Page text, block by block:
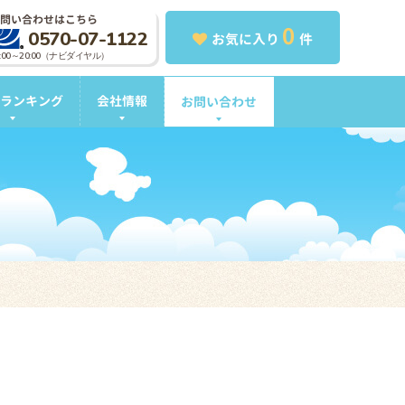
お気に入り 0 件
い合わせはこちら
0570-07-1122
～20:00（ナビダイヤル）
ンキング 会社情報 お問い合わせ